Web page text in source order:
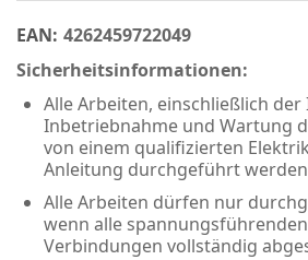
EAN: 4262459722049
Sicherheitsinformationen:
Alle Arbeiten, einschließlich
Inbetriebnahme und Wartung
von einem qualifizierten
Anleitung durchgeführt
Alle Arbeiten dürfen nur
wenn alle
Verbindungen vollständig